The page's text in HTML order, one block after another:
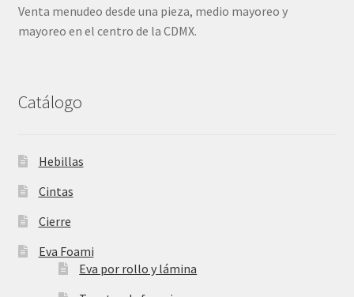
Venta menudeo desde una pieza, medio mayoreo y
mayoreo en el centro de la CDMX.
Catálogo
Hebillas
Cintas
Cierre
Eva Foami
Eva por rollo y lámina